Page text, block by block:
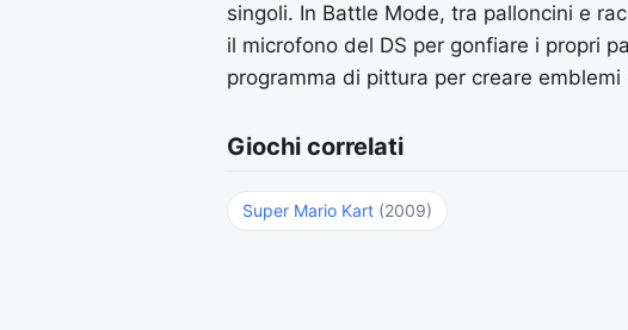
singoli. In Battle Mode, tra palloncini e
il microfono del DS per gonfiare i propri
programma di pittura per creare
Giochi correlati
Super Mario Kart (2009)